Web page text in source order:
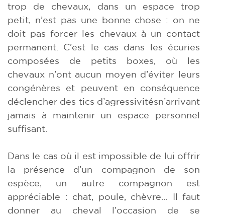
trop de chevaux, dans un espace trop
petit, n’est pas une bonne chose : on ne
doit pas forcer les chevaux à un contact
permanent. C’est le cas dans les écuries
composées de petits boxes, où les
chevaux n’ont aucun moyen d’éviter leurs
congénères et peuvent en conséquence
déclencher des tics d’agressivitésn’arrivant
jamais à maintenir un espace personnel
suffisant.
Dans le cas où il est impossible de lui offrir
la présence d’un compagnon de son
espèce, un autre compagnon est
appréciable : chat, poule, chèvre… Il faut
donner au cheval l’occasion de se